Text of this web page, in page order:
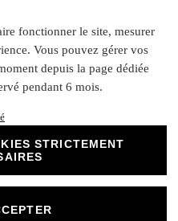
nous mettons
offrir des produits
à vos attentes les
à notre
pour vous
de vos
si vous souhaitez
photos, textes et
Ensemble, vous
de la disposition, des
fonctionner le site, mesurer
Vous pouvez gérer vos
depuis la page dédiée
pendant 6 mois.
STRICTEMENT